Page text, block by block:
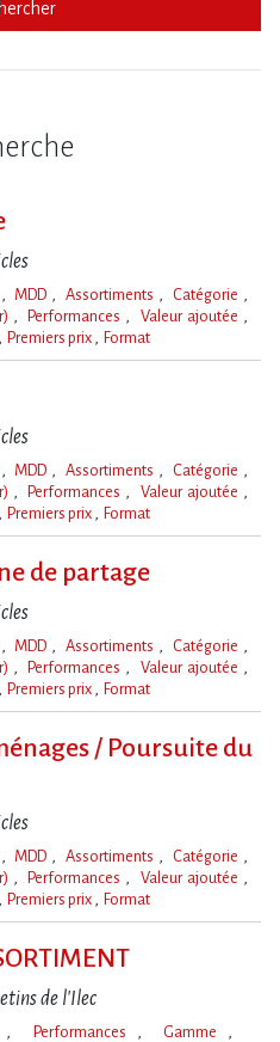
MDD Assortiments
Catégorie
Performances
Valeur ajoutée
Premiers prix Format
MDD Assortiments
Catégorie
Performances
Valeur ajoutée
Premiers prix Format
de partage
MDD Assortiments
Catégorie
Performances
Valeur ajoutée
Premiers prix Format
/ Poursuite du
MDD Assortiments
Catégorie
Performances
Valeur ajoutée
Premiers prix Format
de l'Ilec
Performances
Gamme